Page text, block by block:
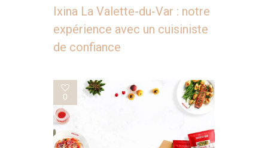
Ixina La Valette-du-Var : notre
expérience avec un cuisiniste
de confiance
0